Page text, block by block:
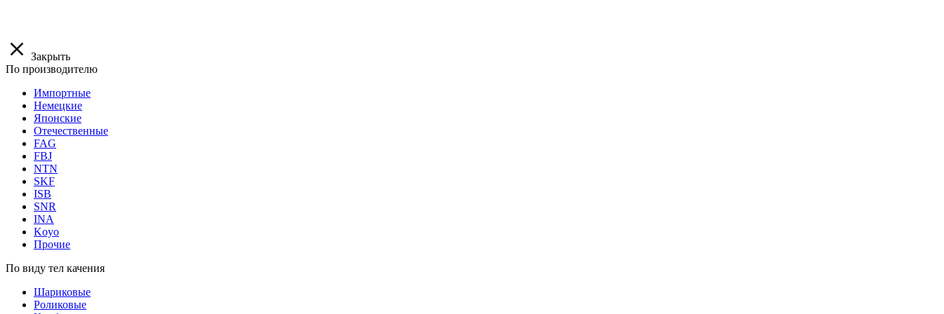
Закрыть
По производителю
Импортные
Немецкие
Японские
Отечественные
FAG
FBJ
NTN
SKF
ISB
SNR
INA
Koyo
Прочие
По виду тел качения
Шариковые
Роликовые